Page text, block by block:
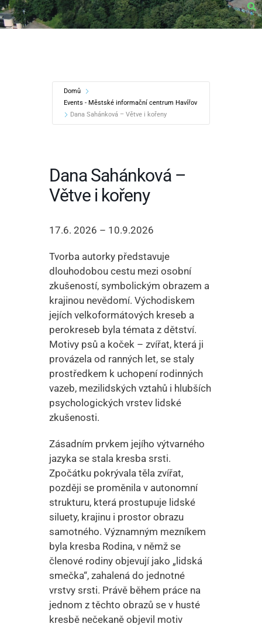
Domů
Events - Městské informační centrum Havířov
Dana Sahánková – Větve i kořeny
Dana Sahánková –
Větve i kořeny
17.6. 2026 – 10.9.2026
Tvorba autorky představuje
dlouhodobou cestu mezi osobní
zkušeností, symbolickým obrazem a
krajinou nevědomí. Východiskem
jejích velkoformátových kreseb a
perokreseb byla témata z dětství.
Motivy psů a koček – zvířat, která ji
provázela od ranných let, se staly
prostředkem k uchopení rodinných
vazeb, mezilidských vztahů i hlubších
psychologických vrstev lidské
zkušenosti.
Zásadním prvkem jejího výtvarného
jazyka se stala kresba srsti.
Zpočátku pokrývala těla zvířat,
později se proměnila v autonomní
strukturu, která prostupuje lidské
siluety, krajinu i prostor obrazu
samotného. Významným mezníkem
byla kresba Rodina, v němž se
členové rodiny objevují jako „lidská
smečka“, zahalená do jednotné
vrstvy srsti. Právě během práce na
jednom z těchto obrazů se v husté
kresbě nečekaně objevil motiv